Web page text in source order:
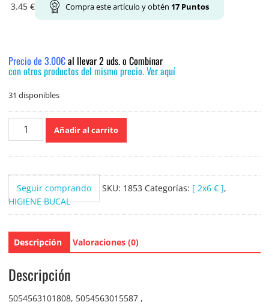
3.45 € Compra este artículo y obtén 17Puntos
Precio de 3.00€al llevar 2 uds. o Combinar
con otros productos del mismo precio. Ver aquí
31 disponibles
Sensodyne
Iimpieza
cantidad
Añadir al carrito
Seguir comprando SKU: 1853 Categorías: [ 2x6 € ],
HIGIENE BUCAL
Descripción Valoraciones (0)
Descripción
5054563101808, 5054563015587 ,